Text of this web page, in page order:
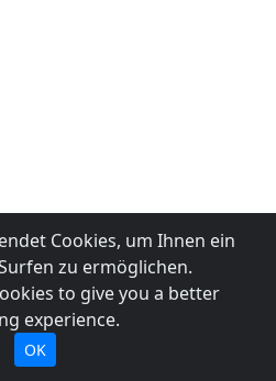
Cookies, um Ihnen ein
zu ermöglichen.
to give you a better
experience.
OK